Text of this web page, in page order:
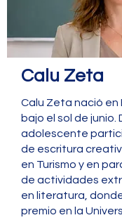
Calu Zeta
Calu Zeta nació en
bajo el sol de junio.
adolescente
de escritura
en Turismo y en
de actividades
en literatura,
premio en la